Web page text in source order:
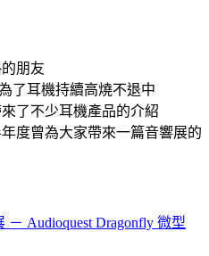
朋友
了耳機持續高燒不退中
了不少耳機產品的介紹
度曾為大家帶來一篇音響展的
Audioquest Dragonfly 微型